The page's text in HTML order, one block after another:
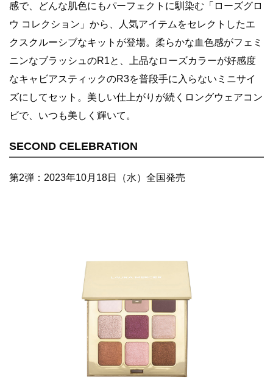
感で、どんな肌色にもパーフェクトに馴染む「ローズグロ
ウ コレクション」から、人気アイテムをセレクトしたエ
クスクルーシブなキットが登場。柔らかな血色感がフェミ
ニンなブラッシュのR1と、上品なローズカラーが好感度
なキャビアスティックのR3を普段手に入らないミニサイ
ズにしてセット。美しい仕上がりが続くロングウェアコン
ビで、いつも美しく輝いて。
SECOND CELEBRATION
第2弾：2023年10月18日（水）全国発売